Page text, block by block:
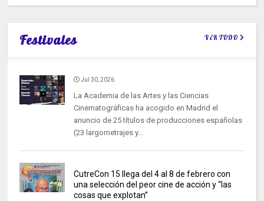
Festivales VER TODO
Jul 30, 2026
La Academia de las Artes y las Ciencias
Cinematográficas ha acogido en Madrid el
anuncio de 25 títulos de producciones españolas
(23 largometrajes y...
CutreCon 15 llega del 4 al 8 de febrero con
una selección del peor cine de acción y “las
cosas que explotan”